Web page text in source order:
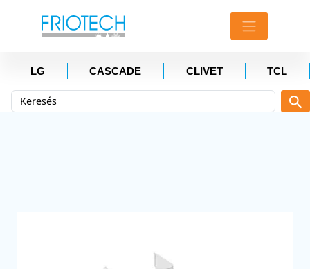
LG CASCADE CLIVET TCL